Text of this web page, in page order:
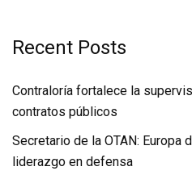
Recent Posts
Contraloría fortalece la
contratos públicos
Secretario de la OTAN: Europa
liderazgo en defensa